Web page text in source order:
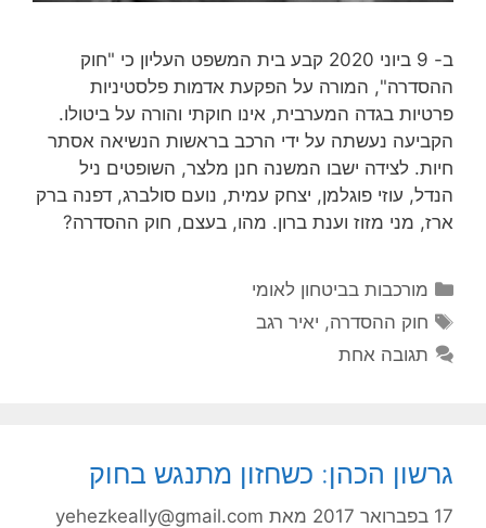
ב- 9 ביוני 2020 קבע בית המשפט העליון כי "חוק
ההסדרה", המורה על הפקעת אדמות פלסטיניות
פרטיות בגדה המערבית, אינו חוקתי והורה על ביטולו.
הקביעה נעשתה על ידי הרכב בראשות הנשיאה אסתר
חיות. לצידה ישבו המשנה חנן מלצר, השופטים ניל
הנדל, עוזי פוגלמן, יצחק עמית, נועם סולברג, דפנה ברק
ארז, מני מזוז וענת ברון. מהו, בעצם, חוק ההסדרה?
קטגוריות
מורכבות בביטחון לאומי
תגיות
חוק ההסדרה, יאיר רגב
תגובה אחת
גרשון הכהן: כשחזון מתנגש בחוק
17 בפברואר 2017 מאת yehezkeally@gmail.com